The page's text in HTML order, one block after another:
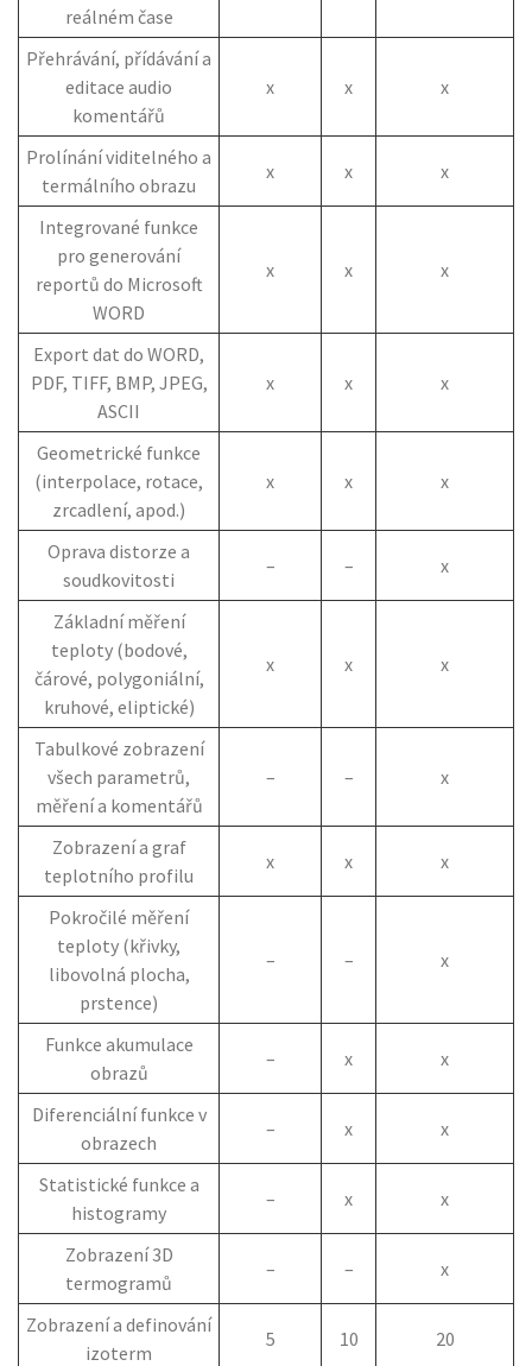
reálném čase
Přehrávání, přídávání a
editace audio
komentářů
x x x
Prolínání viditelného a
termálního obrazu
x x x
Integrované funkce
pro generování
reportů do Microsoft
WORD
x x x
Export dat do WORD,
PDF, TIFF, BMP, JPEG,
ASCII
x x x
Geometrické funkce
(interpolace, rotace,
zrcadlení, apod.)
x x x
Oprava distorze a
soudkovitosti
– – x
Základní měření
teploty (bodové,
čárové, polygoniální,
kruhové, eliptické)
x x x
Tabulkové zobrazení
všech parametrů,
měření a komentářů
– – x
Zobrazení a graf
teplotního profilu
x x x
Pokročilé měření
teploty (křivky,
libovolná plocha,
prstence)
– – x
Funkce akumulace
obrazů
– x x
Diferenciální funkce v
obrazech
– x x
Statistické funkce a
histogramy
– x x
Zobrazení 3D
termogramů
– – x
Zobrazení a definování
izoterm
5 10 20